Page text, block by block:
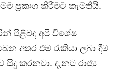
ප්‍රකාශ කිරීමට කැමතියි.
පිළිබඳ අපි විශේෂ
අතර එම රැකියා ලබා දීම
කරනවා. දැනට රාජ්‍ය